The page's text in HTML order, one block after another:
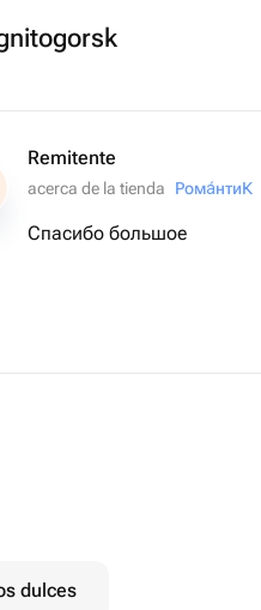
Remitente
acerca de la tienda
Рома́нтиК
Спасибо большое
dulces